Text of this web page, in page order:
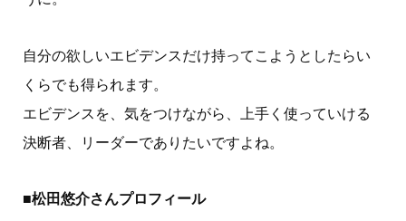
自分の欲しいエビデンスだけ持ってこようとしたらい
くらでも得られます。
エビデンスを、気をつけながら、上手く使っていける
決断者、リーダーでありたいですよね。
■松田悠介さんプロフィール